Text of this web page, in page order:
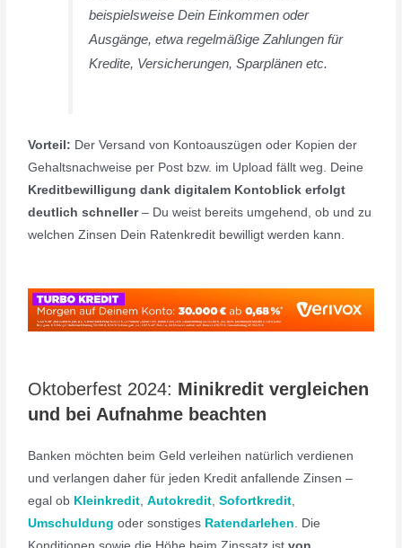
beispielsweise Dein Einkommen oder
Ausgänge, etwa regelmäßige Zahlungen für
Kredite, Versicherungen, Sparplänen etc.
Vorteil: Der Versand von Kontoauszügen oder Kopien der
Gehaltsnachweise per Post bzw. im Upload fällt weg. Deine
Kreditbewilligung dank digitalem Kontoblick erfolgt
deutlich schneller– Du weist bereits umgehend, ob und zu
welchen Zinsen Dein Ratenkredit bewilligt werden kann.
Oktoberfest 2024: Minikredit vergleichen
und bei Aufnahme beachten
Banken möchten beim Geld verleihen natürlich verdienen
und verlangen daher für jeden Kredit anfallende Zinsen –
egal ob Kleinkredit ,Autokredit ,Sofortkredit
Umschuldung oder sonstiges Ratendarlehen . Die